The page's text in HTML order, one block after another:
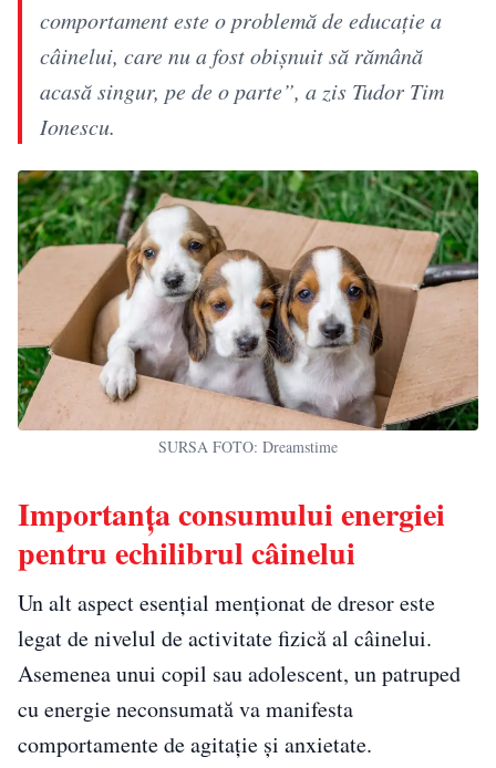
comportament este o problemă de educație a
câinelui, care nu a fost obișnuit să rămână
acasă singur, pe de o parte”, a zis Tudor Tim
Ionescu.
SURSA FOTO: Dreamstime
Importanța consumului energiei
pentru echilibrul câinelui
Un alt aspect esențial menționat de dresor este
legat de nivelul de activitate fizică al câinelui.
Asemenea unui copil sau adolescent, un patruped
cu energie neconsumată va manifesta
comportamente de agitație și anxietate.